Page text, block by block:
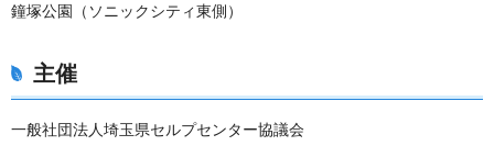
鐘塚公園（ソニックシティ東側）
主催
一般社団法人埼玉県セルプセンター協議会